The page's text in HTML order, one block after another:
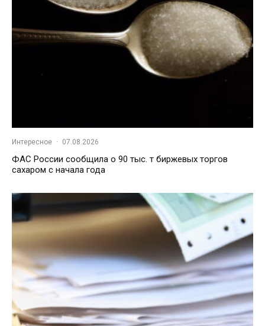
Интересное · 07.08.2026
ФАС России сообщила о 90 тыс. т биржевых торгов
сахаром с начала года